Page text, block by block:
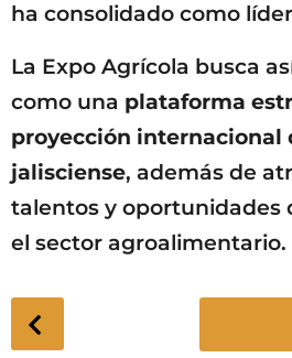
ha consolidado como
La Expo Agrícola busca
como una plataforma
proyección internacional
jalisciense, además de
talentos y oportunidades
el sector agroalimentario.
P
o